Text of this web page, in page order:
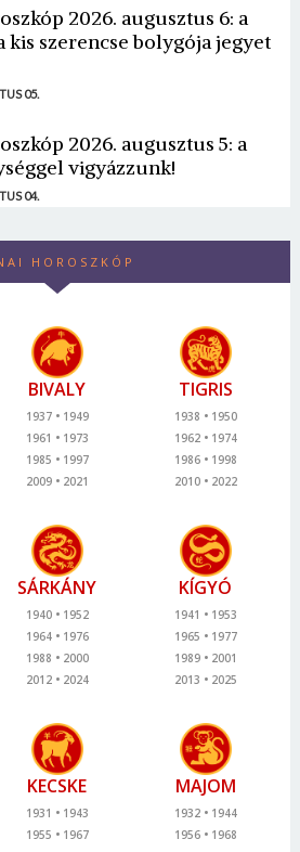
2026. augusztus 6: a
kis szerencse bolygója jegyet
05.
2026. augusztus 5: a
vigyázzunk!
04.
HOROSZKÓP
BIVALY
1937
1949
1961
1973
1985
1997
2009
2021
TIGRIS
1938
1950
1962
1974
1986
1998
2010
2022
SÁRKÁNY
1940
1952
1964
1976
1988
2000
2012
2024
KÍGYÓ
1941
1953
1965
1977
1989
2001
2013
2025
KECSKE
1931
1943
1955
1967
MAJOM
1932
1944
1956
1968